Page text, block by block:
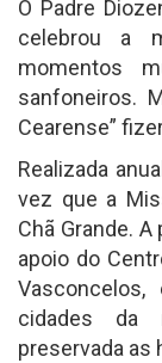
O Padre
celebrou a
momentos
sanfoneiros.
Cearense”
Realizada
vez que a
Chã Grande.
apoio do
cidades da
preservada as